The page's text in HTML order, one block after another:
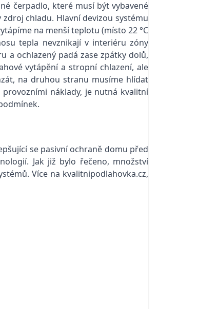
čerpadlo, které musí být vybavené
chladu. Hlavní devizou systému
na menší teplotu (místo 22 °C
tepla nevznikají v interiéru zóny
a ochlazený padá zase zpátky dolů,
vytápění a stropní chlazení, ale
na druhou stranu musíme hlídat
náklady, je nutná kvalitní
se pasivní ochraně domu před
Jak již bylo řečeno, množství
Více na kvalitnipodlahovka.cz,